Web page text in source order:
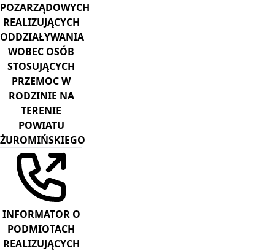
POZARZĄDOWYCH
REALIZUJĄCYCH
ODDZIAŁYWANIA
WOBEC OSÓB
STOSUJĄCYCH
PRZEMOC W
RODZINIE NA
TERENIE
POWIATU
ŻUROMIŃSKIEGO
INFORMATOR O
PODMIOTACH
REALIZUJĄCYCH